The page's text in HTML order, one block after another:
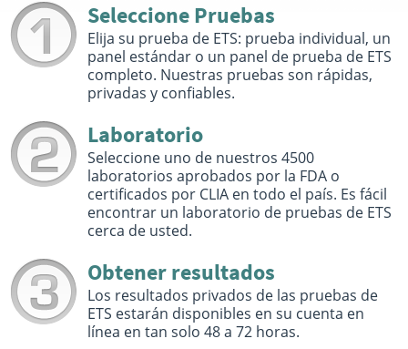
Hours :M - F 7:00 AM - 4:00 PM | Sat 8:00 AM - 1:00 PM
Get Direction
Select This Lab Location
350 Surryse Rd
Lake Zurich, IL 60047
Hours :M - F 8:00 AM - 4:30 PM | Sat 8:00 AM - 12:00
PM
Get Direction
Quest Diagnostics 18.75 miles
337 W Northwest Hwy
Palatine, IL 60067
Seleccione Pruebas
Elija su prueba de ETS: prueba individual, un
panel estándar o un panel de prueba de ETS
completo. Nuestras pruebas son rápidas,
privadas y confiables.
Laboratorio
Seleccione uno de nuestros 4500
laboratorios aprobados por la FDA o
certificados por CLIA en todo el país. Es fácil
encontrar un laboratorio de pruebas de ETS
cerca de usted.
Obtener resultados
Los resultados privados de las pruebas de
ETS estarán disponibles en su cuenta en
línea en tan solo 48 a 72 horas.